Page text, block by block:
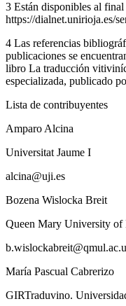
3 Están disponibles al final
https://dialnet.unirioja.es/
4 Las referencias
publicaciones se
libro La traducción
especializada, publicado
Lista de contribuyentes
Amparo Alcina
Universitat Jaume I
alcina@uji.es
Bozena Wislocka Breit
Queen Mary University
María Pascual Cabrerizo
GIRTraduvino.